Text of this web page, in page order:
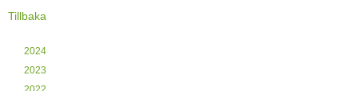
Tillbaka
2024
2023